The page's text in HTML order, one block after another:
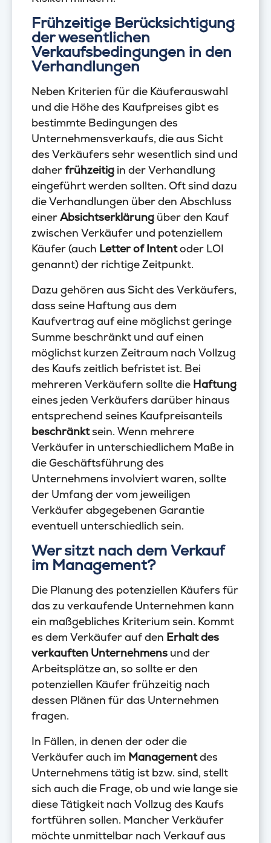
Frühzeitige Berücksichtigung
der wesentlichen
Verkaufsbedingungen in den
Verhandlungen
Neben Kriterien für die Käuferauswahl
und die Höhe des Kaufpreises gibt es
bestimmte Bedingungen des
Unternehmensverkaufs, die aus Sicht
des Verkäufers sehr wesentlich sind und
daherfrühzeitig in der Verhandlung
eingeführt werden sollten. Oft sind dazu
die Verhandlungen über den Abschluss
einerAbsichtserklärung über den Kauf
zwischen Verkäufer und potenziellem
Käufer (auch Letter of Intentoder LOI
genannt) der richtige Zeitpunkt.
Dazu gehören aus Sicht des Verkäufers,
dass seine Haftung aus dem
Kaufvertrag auf eine möglichst geringe
Summe beschränkt und auf einen
möglichst kurzen Zeitraum nach Vollzug
des Kaufs zeitlich befristet ist. Bei
mehreren Verkäufern sollte die Haftung
eines jeden Verkäufers darüber hinaus
entsprechend seines Kaufpreisanteils
beschränktsein. Wenn mehrere
Verkäufer in unterschiedlichem Maße in
die Geschäftsführung des
Unternehmens involviert waren, sollte
der Umfang der vom jeweiligen
Verkäufer abgegebenen Garantie
eventuell unterschiedlich sein.
Wer sitzt nach dem Verkauf
im Management?
Die Planung des potenziellen Käufers für
das zu verkaufende Unternehmen kann
ein maßgebliches Kriterium sein. Kommt
es dem Verkäufer auf den Erhalt des
verkauften Unternehmens und der
Arbeitsplätze an, so sollte er den
potenziellen Käufer frühzeitig nach
dessen Plänen für das Unternehmen
fragen.
In Fällen, in denen der oder die
Verkäufer auch im Managementdes
Unternehmens tätig ist bzw. sind, stellt
sich auch die Frage, ob und wie lange sie
diese Tätigkeit nach Vollzug des Kaufs
fortführen sollen. Mancher Verkäufer
möchte unmittelbar nach Verkauf aus